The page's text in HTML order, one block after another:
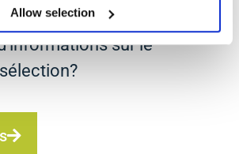
Allow selection
sur le